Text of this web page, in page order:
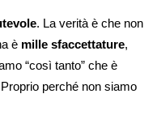
. La verità è che non
è mille sfaccettature,
“così tanto” che è
perché non siamo